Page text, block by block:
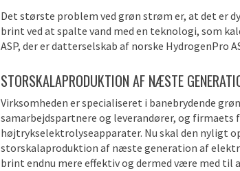
Det største problem ved grøn strøm er, at det er
brint ved at spalte vand med en teknologi, som
ASP, der er datterselskab af norske HydrogenPro
STORSKALAPRODUKTION AF NÆSTE
Virksomheden er specialiseret i banebrydende
samarbejdspartnere og leverandører, og
højtrykselektrolyseapparater. Nu skal den nyligt
storskalaproduktion af næste generation af
brint endnu mere effektiv og dermed være med